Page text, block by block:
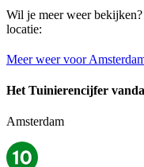
Wil je meer weer
locatie:
Meer weer voor
Het Tuinierencijfer
Amsterdam